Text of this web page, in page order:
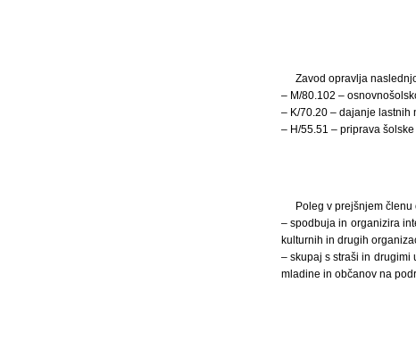
Zavod opravlja
– M/80.102 –
– K/70.20 – dajanje lastnih
– H/55.51 – priprava šolske
Poleg v prejšnjem
– spodbuja in organizira
kulturnih in drugih
– skupaj s straši in drugimi
mladine in občanov na